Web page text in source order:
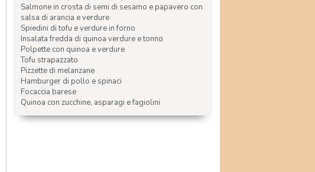
Salmone in crosta di semi di sesamo e papavero con
salsa di arancia e verdure
Spiedini di tofu e verdure in forno
Insalata fredda di quinoa verdure e tonno
Polpette con quinoa e verdure
Tofu strapazzato
Pizzette di melanzane
Hamburger di pollo e spinaci
Focaccia barese
Quinoa con zucchine, asparagi e fagiolini